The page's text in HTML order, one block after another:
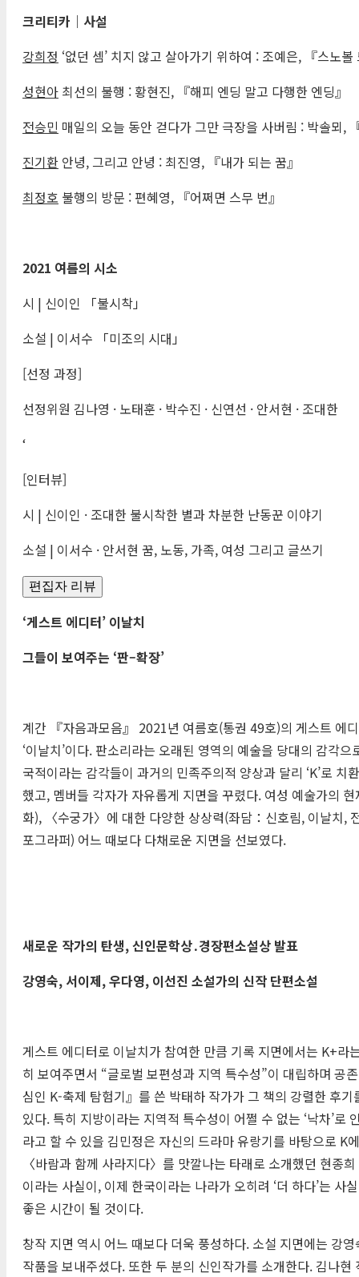
크리티카 ｜ 사설
강희정 ‘없던 셈’ 치지 않고 살아가기 위하여 : 조예은, 『스노
성현아 최선의 불행 : 황현진, 『해피 엔딩 말고 다행한 엔딩』
전승민 매일의 오늘 동안 걷다가 그만 극장을 사버림 : 박솔뫼,
진기환 안녕, 그리고 안녕 : 최진영, 『내가 되는 꿈』
최정호 불행의 방문 : 편혜영, 『어쩌면 스무 번』
2021 여름의 시소
시 | 신이인 「불시착」
소설 | 이서수 「미조의 시대」
[선정 과정]
선정위원 김나영 · 노태훈 · 박수진 · 신연선 · 안서현 · 조대한
‘
[인터뷰]
시 | 신이인 · 조대한 불시착한 별과 차분한 난동꾼 이야기
소설 | 이서수 · 안서현 꿈, 노동, 가족, 여성 그리고 글쓰기
편집자 리뷰
‘게스트 에디터’ 이날치
그들이 보여주는 ‘판–확장’
계간 『자음과모음』 2021년 여름호(통권 49호)의 게스트 에
‘이날치’이다. 판소리라는 오래된 영역의 예술을 당대의 감각
국적이라는 감각들이 과거의 민족주의적 양상과 달리 ‘K’로
했고, 멤버들 각자가 자유롭게 지면을 꾸렸다. 여성 예술가의
화), 〈수궁가〉에 대한 다양한 상상력(좌담：신호림, 이날치,
포그라퍼) 어느 때보다 다채로운 지면을 선보였다.
새로운 작가의 탄생,신인문학상․경장편소설상 발표
강영숙, 서이제,우다영, 이선진 소설가의 신작 단편소설
게스트 에디터로 이날치가 참여한 만큼 기록 지면에서는 K+라
히 보여주면서 “글로벌 보편성과 지역 특수성”이 대립하며 공
심인 K-축제 탐험기』를 쓴 박태하 작가가 그 책의 강렬한 후
있다. 특히 지방이라는 지역적 특수성이 어쩔 수 없는 ‘낙차’
라고 할 수 있을 김민정은 자신의 드라마 유랑기를 바탕으로
〈바람과 함께 사라지다〉를 맛깔나는 타래로 소개했던 현종
이라는 사실이, 이제 한국이라는 나라가 오히려 ‘더 하다’는
좋은 시간이 될 것이다.
창작 지면 역시 어느 때보다 더욱 풍성하다. 소설 지면에는 강
작품을 보내주셨다. 또한 두 분의 신인작가를 소개한다. 김나